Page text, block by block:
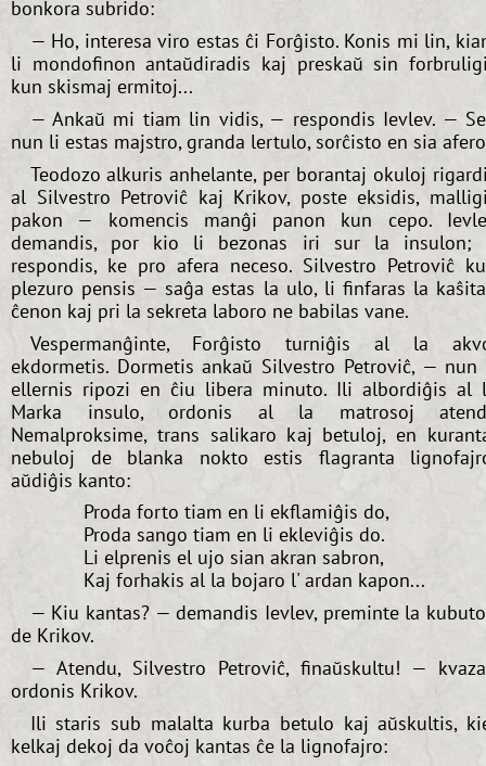
bonkora subrido:
— Ho, interesa viro estas ĉi Forĝisto. Konis mi lin,
li mondofinon antaŭdiradis kaj preskaŭ sin
kun skismaj ermitoj...
— Ankaŭ mi tiam lin vidis, — respondis Ievlev. —
nun li estas majstro, granda lertulo, sorĉisto en sia
Teodozo alkuris anhelante, per borantaj okuloj
al Silvestro Petroviĉ kaj Krikov, poste eksidis,
pakon — komencis manĝi panon kun cepo.
demandis, por kio li bezonas iri sur la insulon;
respondis, ke pro afera neceso. Silvestro Petroviĉ
plezuro pensis — saĝa estas la ulo, li finfaras la
ĉenon kaj pri la sekreta laboro ne babilas vane.
Vespermanĝinte, Forĝisto turniĝis al la
ekdormetis. Dormetis ankaŭ Silvestro Petroviĉ, —
ellernis ripozi en ĉiu libera minuto. Ili albordiĝis al
Marka insulo, ordonis al la matrosoj
Nemalproksime, trans salikaro kaj betuloj, en
nebuloj de blanka nokto estis flagranta
aŭdiĝis kanto:
Proda forto tiam en li ekflamiĝis do,
Proda sango tiam en li ekleviĝis do.
Li elprenis el ujo sian akran sabron,
Kaj forhakis al la bojaro l' ardan kapon...
— Kiu kantas? — demandis Ievlev, preminte la
de Krikov.
— Atendu, Silvestro Petroviĉ, finaŭskultu! —
ordonis Krikov.
Ili staris sub malalta kurba betulo kaj aŭskultis,
kelkaj dekoj da voĉoj kantas ĉe la lignofajro: